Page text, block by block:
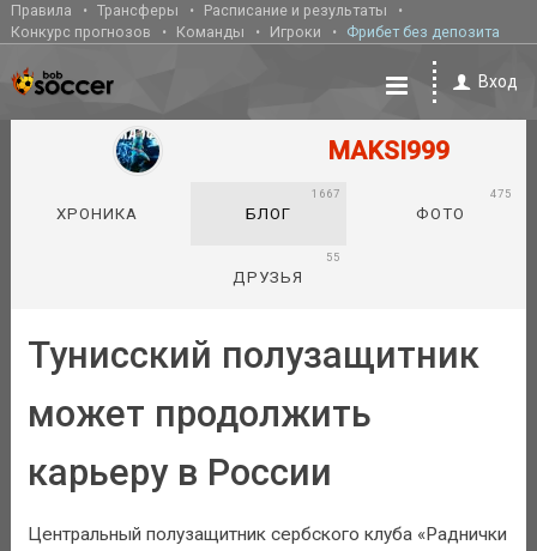
Правила Трансферы
Расписание и результаты
Конкурс прогнозов
Команды Игроки Фрибет без депозита
Вход
MAKSI999
ХРОНИКА БЛОГ
1667
ФОТО
475
ДРУЗЬЯ
55
Тунисский полузащитник
может продолжить
карьеру в России
Центральный полузащитник сербского клуба «Раднички